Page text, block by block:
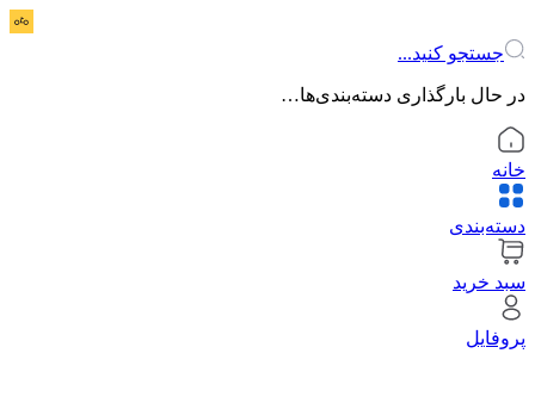
جستجو کنید...
در حال بارگذاری دسته‌بندی‌ها…
خانه
دسته‌بندی
سبد خرید
پروفایل